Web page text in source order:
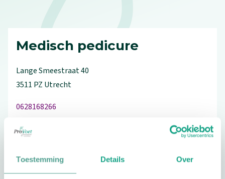
Toestemming Details Over
Medisch pedicure
Lange Smeestraat40
3511 PZ Utrecht
0628168266